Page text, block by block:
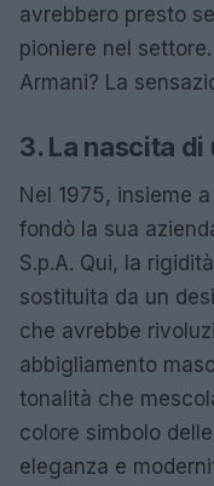
avrebbero presto
pioniere nel
Armani? La
3. La nascita
Nel 1975, insieme
fondò la sua
S.p.A. Qui, la
sostituita da un
che avrebbe
abbigliamento
tonalità che
colore simbolo
eleganza e